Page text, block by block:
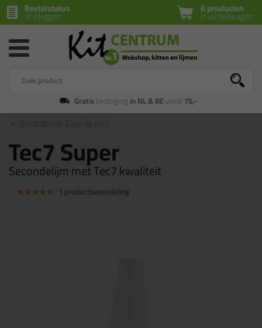
0 producten
in winkelwagen
Bestelstatus
of inloggen
Gratisbezorging in NL & BEvanaf75,-
Tec7 Super
Secondelijm met Tec7 kwaliteit
1 productbeoordeling